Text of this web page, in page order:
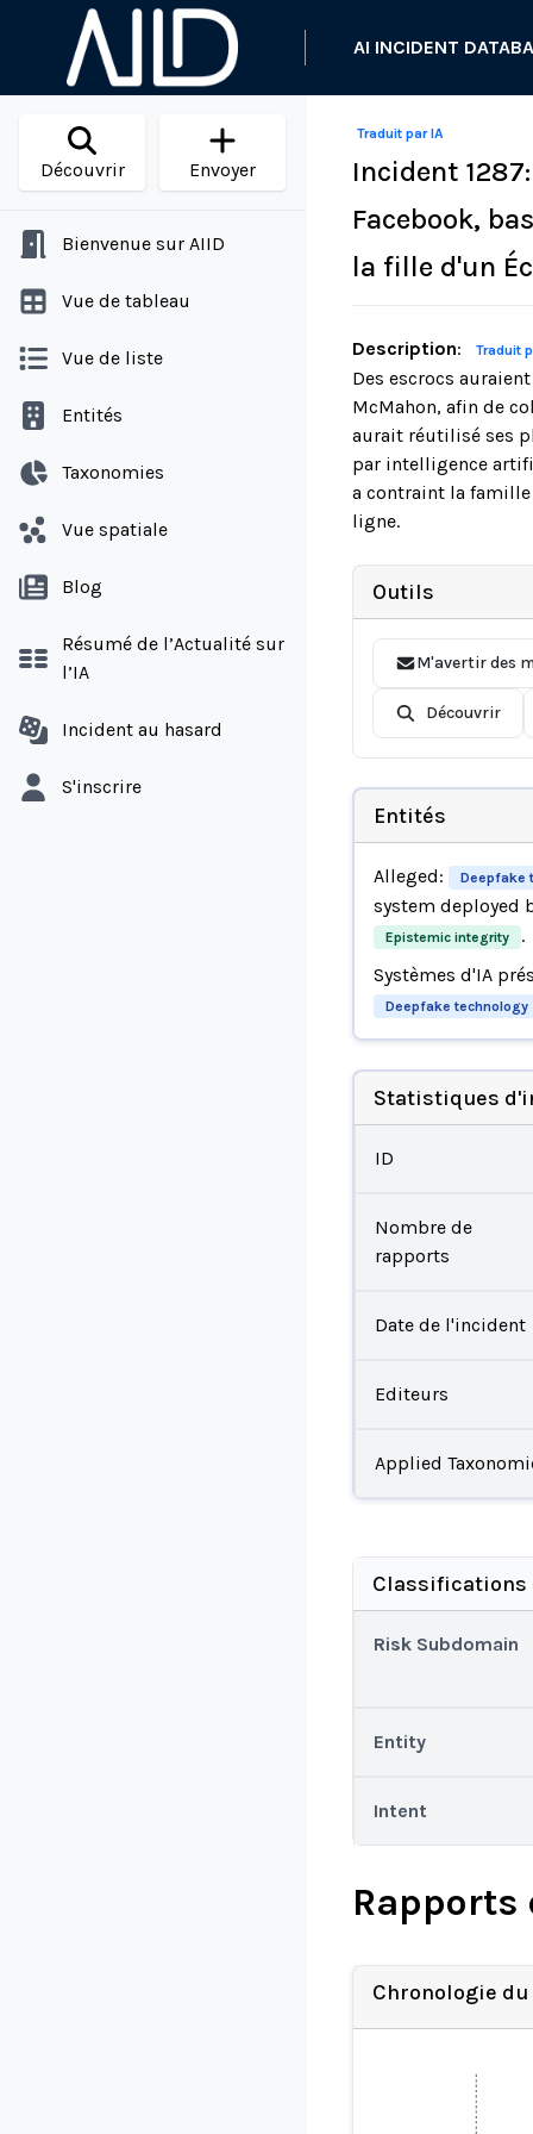
AI INCIDENT
Découvrir Envoyer
Bienvenue sur AIID
Vue de tableau
Vue de liste
Entités
Taxonomies
Vue spatiale
Blog
Résumé de l’Actualité sur
l’IA
Incident au hasard
S'inscrire
Traduit par IA
Incident
Facebook,
la fille d'un
Description: Traduit
Des escrocs
McMahon, afin de
aurait réutilisé ses
par intelligence
a contraint la
ligne.
Outils
M'avertir des
Découvrir
Entités
Alleged: Deepfake
system deployed
Epistemic integrity
.
Systèmes d'IA
Deepfake technology
Statistiques
ID
Nombre de
rapports
Date de l'incident
Editeurs
Applied
Classifications
Risk Subdomain
Entity
Intent
Chronologie